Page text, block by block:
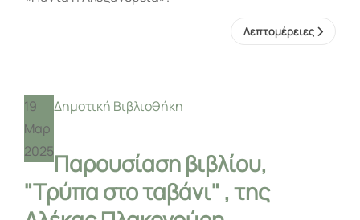
Λεπτομέρειες
19
Μαρ
2025
Δημοτική Βιβλιοθήκη
Παρουσίαση βιβλίου,
"Τρύπα στο ταβάνι" , της